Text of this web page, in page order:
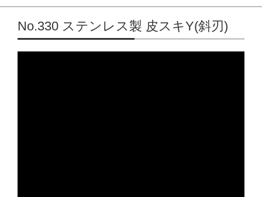
Skip to content
No.330 ステンレス製 皮スキY(斜刃)